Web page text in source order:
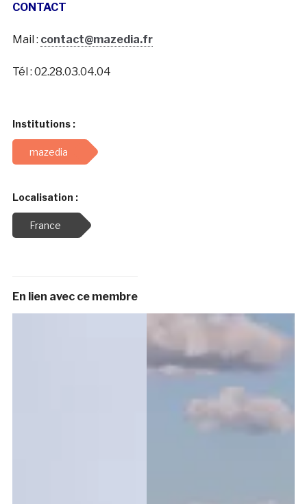
CONTACT
Mail : contact@mazedia.fr
Tél : 02.28.03.04.04
Institutions :
mazedia
Localisation :
France
En lien avec ce membre